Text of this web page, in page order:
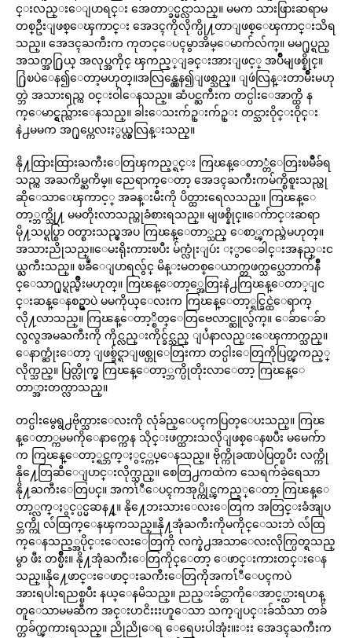
င္းလည္းေျပာရင္း အေတာ္ခင္မင္လာသည္။ မမက သားဖြားဆရာမ
တစ္ဦးျဖစ္ေၾကာင္း အေဒၚကိုလိုက္ပို႔တာျဖစ္ေၾကာင္းသိရ
သည္။ အေဒၚႀကီးက ကုတင္ေပၚမွာအိမ္ေမာက်လ်က္။ မမ႐ုပ္ရည္
အသက္အ႐ြယ္ အလုပ္အကိုင္ ၾကည့္ျခင္းအားျဖင့္ အပ်ိဳမျဖစ္နိုင္။
႐ြဲၿပဲေန၍ေတာ့မဟုတ္။အလြန္လွေန၍ျဖစ္သည္။ ျဖဴလြန္းတာမ်ိဳးမဟု
တ္ဘဲ အသားရည္က ဝင္းဝါေနသည္။ ဆံပင္ႀကီးက တင္ပါးေအာက္ထိ န
က္ေမာင္ရွည္လ်ားေနသည္။ ခါးေသးက်ဥ္းက်ဥ္း တင္သားဝိုင္းဝိုင္း
နဲ႕မမက အ႐ုပ္ကေလးႏွယ္လွလြန္းသည္။
နို႔ထြားထြားႀကီးေတြၾကည့္ရင္း ကြၽန္ေတာ္တံေတြးၿမိဳခ်ရ
သည္က အႀကိမ္ႀကိမ္။ ညေရာက္ေတာ့ အေဒၚႀကီးကမ်က္စိစူးသည္ဟု
ဆိုေသာေၾကာင့္ အခန္းမီးကို ပိတ္ထားရေလသည္။ ကြၽန္ေ
တာ့္ဘက္သို႔ မမတိုးလာသည္ဟုခံစားရသည္။ မျဖစ္နိုင္။ေက်ာင္းဆရာ
မို႔သပ္ရပ္စြာ ဝတ္စားသည္မွအပ ကြၽန္ေတာ္သည္ ေစာ္ၾကည္ဘဲမဟုတ္။
အသားညိုသည္။ေမးရိုးကားၿပီး မ်က္လုံးျပဴး ႏွာေခါင္းအနည္းင
ယ္ႀကီးသည္။ ၿခဳံေျပာရလွ်င္ မိန္းမတစ္ေယာက္တဖက္သပ္သေဘာက်နိဳ
င္ေသာ႐ုပ္ရည္မ်ိဳးမဟုတ္။ ကြၽန္ေတာ့္အေတြးနဲ႕ကြၽန္ေတာ္ျင
င္းဆန္ေနစဥ္မွာပဲ မမကိုယ္ေလးက ကြၽန္ေတာ့္ရင္ခြင္ထဲေရာက္
လို႔လာသည္။ ကြၽန္ေတာ့္စိတ္ေတြဗေလာင္ဆူလွ်က္။ ေခ်ာေခ်ာ
လွလွအမႀကီးကို ကိုင္လည္းကိုင္ခ်င္သည္ ျပႆနာလည္းေၾကာက္သည္။
ေနာက္ဆုံးေတာ့ ျဖစ္ခ်င္ရာျဖစ္ဟုေတြးကာ တင္ပါးေတြကိုပြတ္ၾကည့္
လိုက္သည္။ ပြတ္လိုက္မွ ကြၽန္ေတာ့္ဘက္ပိုတိုးလာေတာ့ ကြၽန္ေ
တာ္အားတက္လာသည္။
တင္ပါးမွေရွ႕ဗိုက္သားေလးကို လုံခ်ည္ေပၚကပြတ္ေပးသည္။ ကြၽ
န္ေတာ္ကမမကိုေနာက္ကေန သိုင္းဖက္ထားသလိုျဖစ္ေနၿပီး မမေက်ာ
က ကြၽန္ေတာ့္ရင္ဘက္ႏွင့္ကပ္ေနသည္။ ဗိုက္ကိုခဏပဲပြတ္ၿပီး လက္ကို
နို႔ေတြဆီေျပာင္းလိုက္သည္။ စေတြ႕ကထဲက သေရက်ခဲ့ရေသာ
နို႔ႀကီးေတြပင္။ အကၤ်ီေပၚကအုပ္ကိုင္ၾကည့္ေတာ့ ကြၽန္ေ
တာ့္လက္ႏွင့္ပင္မဆန႔္။ နို႔ေဘးသားေလးေတြက အတြင္းခံအျပ
င္ဘက္ကို လ်ံထြက္ေနၾကသည္။နို႔အုံႀကီးကိုမကိုင္ေသးဘဲ လ်ံထြ
က္ေနသည့္အပိုင္းေလးေတြကို လက္နဲ႕အသာေလးလိုက္ပြတ္ရသည္
မွာ ဖီး တစ္မ်ိဳး။ နို႔အုံႀကီးေတြကိုင္ေတာ့ ေဖာင္းကားတင္းေန
သည္။နို႔ေဖာင္းေဖာင္းႀကီးေတြကိုအကၤ်ီေပၚကပဲ
အားရပါးရညစ္ၿပီး နယ္ေနမိသည္။ ညည္းခ်င္တာကိုေအာင့္ထားရဟန္
တူေသာမမဆီက အင္းဟငိးးးဟူေသာ သက္ျပင္းခ်သံသာ တခ်
က္တခ်က္ၾကားရသည္။ ညိုညိုေရ ေရေပးပါအုံး။းးး အေဒၚႀကီးက